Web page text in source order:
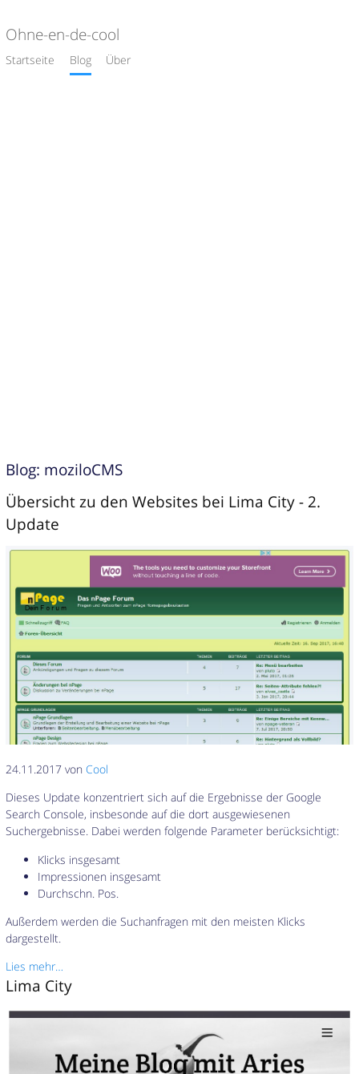
Ohne-en-de-cool
Startseite Blog Über
Blog: moziloCMS
Übersicht zu den Websites bei Lima City - 2.
Update
24.11.2017 vonCool
Dieses Update konzentriert sich auf die Ergebnisse der Google
Search Console, insbesonde auf die dort ausgewiesenen
Suchergebnisse. Dabei werden folgende Parameter berücksichtigt:
Klicks insgesamt
Impressionen insgesamt
Durchschn. Pos.
Außerdem werden die Suchanfragen mit den meisten Klicks
dargestellt.
Lies mehr…
Lima City